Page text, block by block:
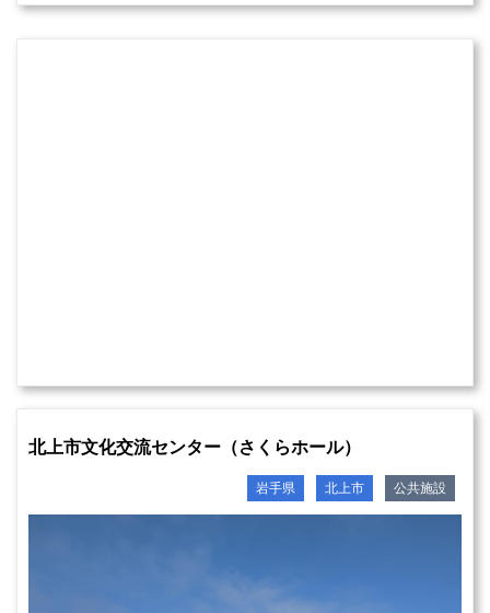
北上市文化交流センター（さくらホール）
岩手県 北上市 公共施設